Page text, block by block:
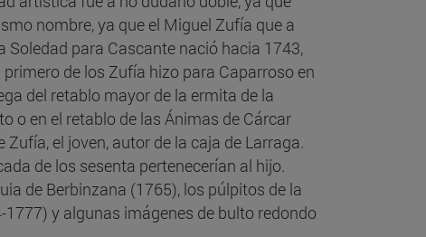
nombre, ya que el Miguel Zufía que a
Soledad para Cascante nació hacia 1743,
de los Zufía hizo para Caparroso en
del retablo mayor de la ermita de la
o en el retablo de las Ánimas de Cárcar
el joven, autor de la caja de Larraga.
de los sesenta pertenecerían al hijo.
de Berbinzana (1765), los púlpitos de la
y algunas imágenes de bulto redondo